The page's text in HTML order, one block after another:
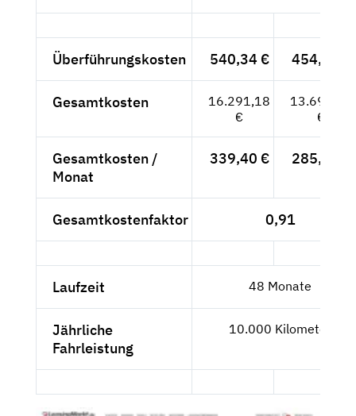
Überführungskosten 540,34 € 454,07 €
Gesamtkosten
16.291,18
€
13.690,07
€
Gesamtkosten /
Monat
339,40 € 285,21 €
Gesamtkostenfaktor 0,91
Laufzeit 48 Monate
Jährliche
Fahrleistung
10.000 Kilometer